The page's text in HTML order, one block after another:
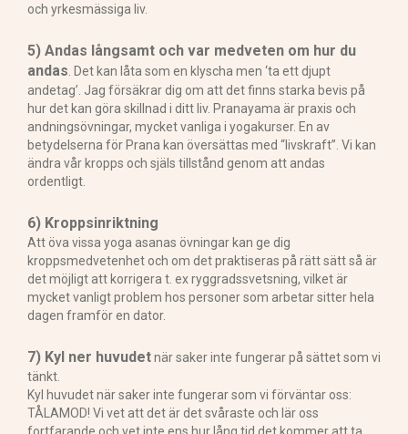
och yrkesmässiga liv.
5) Andas långsamt och var medveten om hur du
andas. Det kan låta som en klyscha men ‘ta ett djupt
andetag’. Jag försäkrar dig om att det finns starka bevis på
hur det kan göra skillnad i ditt liv. Pranayama är praxis och
andningsövningar, mycket vanliga i yogakurser. En av
betydelserna för Prana kan översättas med “livskraft”. Vi kan
ändra vår kropps och själs tillstånd genom att andas
ordentligt.
6) Kroppsinriktning
Att öva vissa yoga asanas övningar kan ge dig
kroppsmedvetenhet och om det praktiseras på rätt sätt så är
det möjligt att korrigera t. ex ryggradssvetsning, vilket är
mycket vanligt problem hos personer som arbetar sitter hela
dagen framför en dator.
7) Kyl ner huvudetnär saker inte fungerar på sättet som vi
tänkt.
Kyl huvudet när saker inte fungerar som vi förväntar oss:
TÅLAMOD! Vi vet att det är det svåraste och lär oss